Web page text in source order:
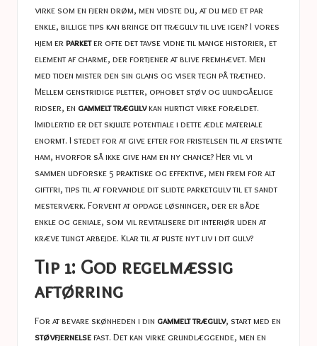
virke som en fjern drøm, men vidste du, at du med et par
enkle, billige tips kan bringe dit trægulv til live igen? I vores
hjem er parketer ofte det tavse vidne til mange historier, et
element af charme, der fortjener at blive fremhævet. Men
med tiden mister den sin glans og viser tegn på træthed.
Mellem genstridige pletter, ophobet støv og uundgåelige
ridser, en gammelt trægulvkan hurtigt virke forældet.
Imidlertid er det skjulte potentiale i dette ædle materiale
enormt. I stedet for at give efter for fristelsen til at erstatte
ham, hvorfor så ikke give ham en ny chance? Her vil vi
sammen udforske 5 praktiske og effektive, men frem for alt
giftfri, tips til at forvandle dit slidte parketgulv til et sandt
mesterværk. Forvent at opdage løsninger, der er både
enkle og geniale, som vil revitalisere dit interiør uden at
kræve tungt arbejde. Klar til at puste nyt liv i dit gulv?
Tip 1: God regelmæssig
aftørring
For at bevare skønheden i din gammelt trægulv, start med en
støvfjernelsefast. Det kan virke grundlæggende, men en